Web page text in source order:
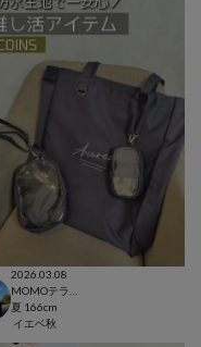
2026.03.08
夏 166cm
イエベ秋